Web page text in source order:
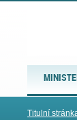
Titulní